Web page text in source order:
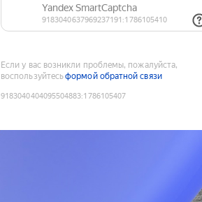
Если у вас возникли проблемы, пожалуйста,
воспользуйтесьформой обратной связи
9183040404095504883:1786105407